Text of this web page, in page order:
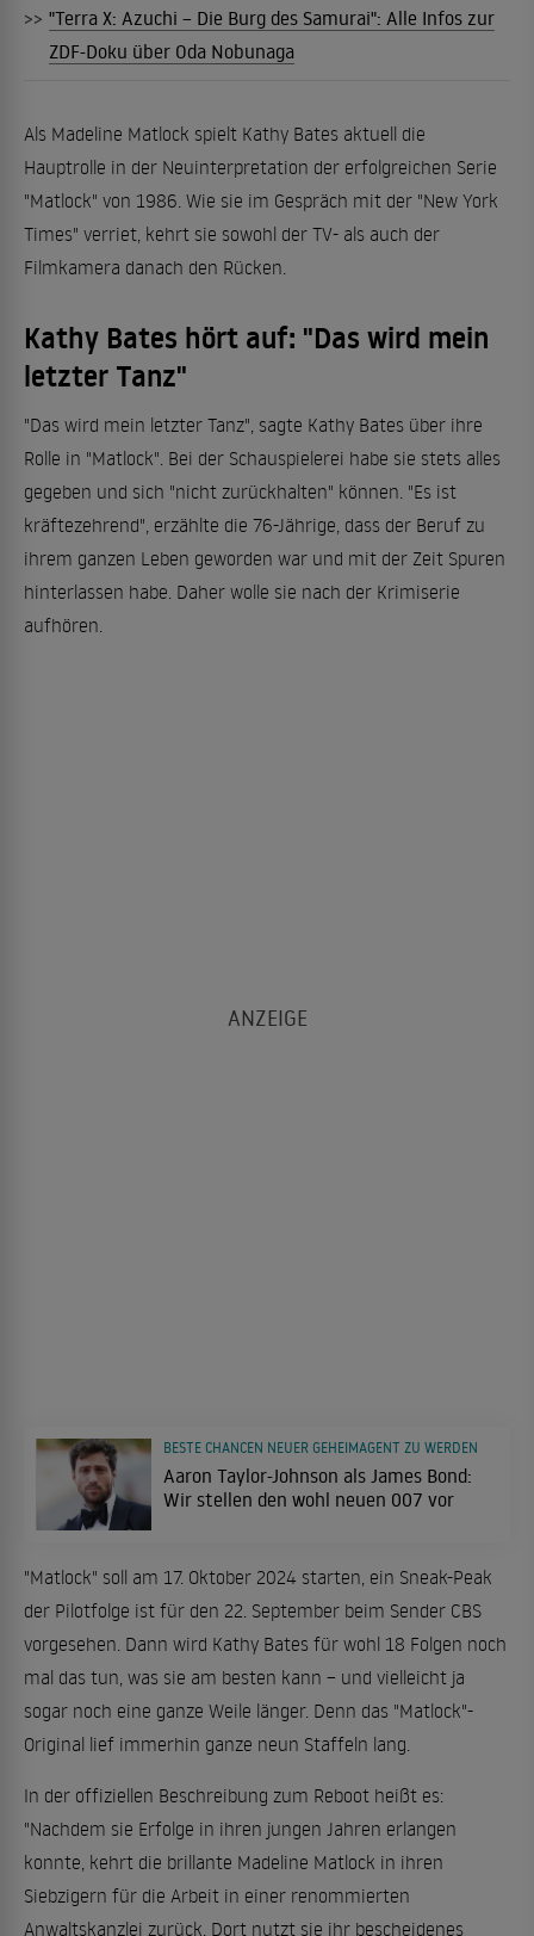
>> "Terra X: Azuchi – Die Burg des Samurai": Alle Infos zur
ZDF-Doku über Oda Nobunaga
Als Madeline Matlock spielt Kathy Bates aktuell die
Hauptrolle in der Neuinterpretation der erfolgreichen Serie
"Matlock" von 1986. Wie sie im Gespräch mit der "New York
Times" verriet, kehrt sie sowohl der TV- als auch der
Filmkamera danach den Rücken.
Kathy Bates hört auf: "Das wird mein
letzter Tanz"
"Das wird mein letzter Tanz", sagte Kathy Bates über ihre
Rolle in "Matlock". Bei der Schauspielerei habe sie stets alles
gegeben und sich "nicht zurückhalten" können. "Es ist
kräftezehrend", erzählte die 76-Jährige, dass der Beruf zu
ihrem ganzen Leben geworden war und mit der Zeit Spuren
hinterlassen habe. Daher wolle sie nach der Krimiserie
aufhören.
Aaron Taylor-Johnson als James Bond:
Wir stellen den wohl neuen 007 vor
BESTE CHANCEN NEUER GEHEIMAGENT ZU WERDEN
"Matlock" soll am 17. Oktober 2024 starten, ein Sneak-Peak
der Pilotfolge ist für den 22. September beim Sender CBS
vorgesehen. Dann wird Kathy Bates für wohl 18 Folgen noch
mal das tun, was sie am besten kann – und vielleicht ja
sogar noch eine ganze Weile länger. Denn das "Matlock"-
Original lief immerhin ganze neun Staffeln lang.
In der offiziellen Beschreibung zum Reboot heißt es:
"Nachdem sie Erfolge in ihren jungen Jahren erlangen
konnte, kehrt die brillante Madeline Matlock in ihren
Siebzigern für die Arbeit in einer renommierten
Anwaltskanzlei zurück. Dort nutzt sie ihr bescheidenes